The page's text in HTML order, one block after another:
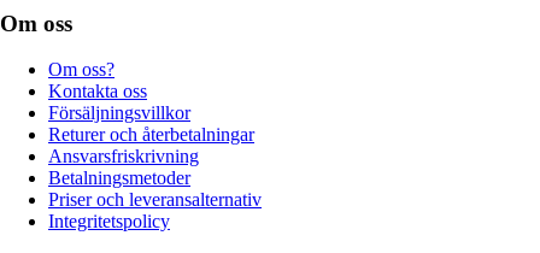
Om oss
Om oss?
Kontakta oss
Försäljningsvillkor
Returer och återbetalningar
Ansvarsfriskrivning
Betalningsmetoder
Priser och leveransalternativ
Integritetspolicy